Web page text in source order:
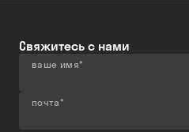
Свяжитесь с нами
ваше имя*
почта*